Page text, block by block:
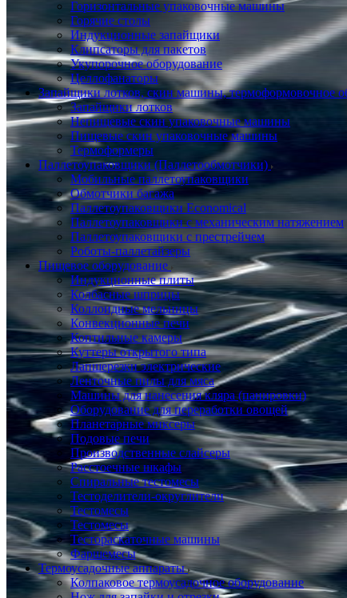
Горизонтальные упаковочные машины
Горячие столы
Индукционные запайщики
Клипсаторы для пакетов
Укупорочное оборудование
Целлофанаторы
Запайщики лотков, скин машины, термоформовочное
Запайщики лотков
Непищевые скин упаковочные машины
Пищевые скин упаковочные машины
Термоформеры
Паллетоупаковщики (Паллетообмотчики)
Мобильные паллетоупаковщики
Обмотчики багажа
Паллетоупаковщики Economical
Паллетоупаковщики с механическим натяжением
Паллетоупаковщики с престрейчем
Роботы-паллетайзеры
Пищевое оборудование
Индукционные плиты
Колбасные шприцы
Коллоидные мельницы
Конвекционные печи
Коптильные камеры
Куттеры открытого типа
Лапшерезки электрические
Ленточные пилы для мяса
Машины для нанесения кляра (панировки)
Оборудование для переработки овощей
Планетарные миксеры
Подовые печи
Производственные слайсеры
Расстоечные шкафы
Спиральные тестомесы
Тестоделители-округлители
Тестомесы
Тестомесы
Тестораскаточные машины
Фаршемесы
Термоусадочные аппараты
Колпаковое термоусадочное оборудование